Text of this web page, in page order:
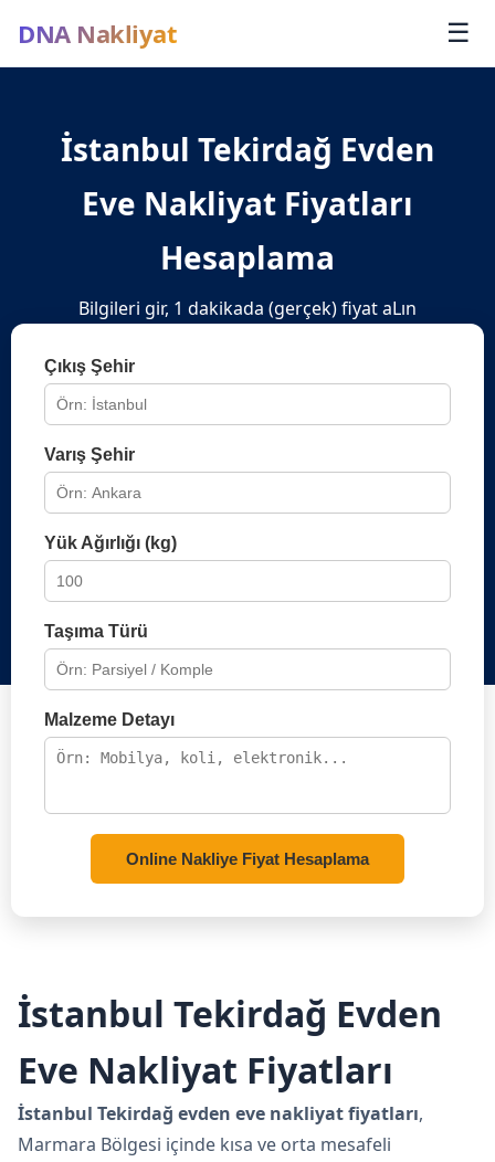
DNA Nakliyat ☰
İstanbul Tekirdağ Evden
Eve Nakliyat Fiyatları
Hesaplama
Bilgileri gir, 1 dakikada (gerçek) fiyat aLın
Çıkış Şehir
Varış Şehir
Yük Ağırlığı (kg)
Taşıma Türü
Malzeme Detayı
Online Nakliye Fiyat Hesaplama
İstanbul Tekirdağ Evden
Eve Nakliyat Fiyatları
İstanbul Tekirdağ evden eve nakliyat fiyatları,
Marmara Bölgesi içinde kısa ve orta mesafeli